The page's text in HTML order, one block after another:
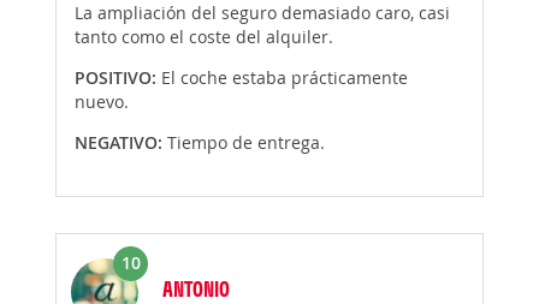
La ampliación del seguro demasiado caro, casi
tanto como el coste del alquiler.
POSITIVO: El coche estaba prácticamente
nuevo.
NEGATIVO: Tiempo de entrega.
10
ANTONIO